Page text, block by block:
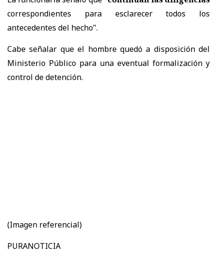
correspondientes para esclarecer todos los
antecedentes del hecho".
Cabe señalar que el hombre quedó a disposición del
Ministerio Público para una eventual formalización y
control de detención.
(Imagen referencial)
PURANOTICIA